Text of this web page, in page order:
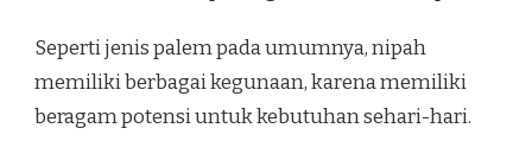
Seperti jenis palem pada umumnya, nipah
memiliki berbagai kegunaan, karena memiliki
beragam potensi untuk kebutuhan sehari-hari.